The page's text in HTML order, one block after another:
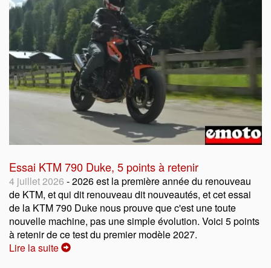
Essai KTM 790 Duke, 5 points à retenir
4 juillet 2026 - 2026 est la première année du renouveau
de KTM, et qui dit renouveau dit nouveautés, et cet essai
de la KTM 790 Duke nous prouve que c'est une toute
nouvelle machine, pas une simple évolution. Voici 5 points
à retenir de ce test du premier modèle 2027.
Lire la suite